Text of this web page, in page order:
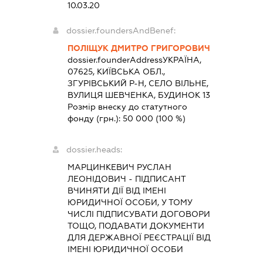
10.03.20
dossier.foundersAndBenef:
ПОЛІЩУК ДМИТРО ГРИГОРОВИЧ
dossier.founderAddressУКРАЇНА,
07625, КИЇВСЬКА ОБЛ.,
ЗГУРІВСЬКИЙ Р-Н, СЕЛО ВІЛЬНЕ,
ВУЛИЦЯ ШЕВЧЕНКА, БУДИНОК 13
Розмір внеску до статутного
фонду (грн.):50 000 (100 %)
dossier.heads:
МАРЦИНКЕВИЧ РУСЛАН
ЛЕОНІДОВИЧ - ПІДПИСАНТ
ВЧИНЯТИ ДІЇ ВІД ІМЕНІ
ЮРИДИЧНОЇ ОСОБИ, У ТОМУ
ЧИСЛІ ПІДПИСУВАТИ ДОГОВОРИ
ТОЩО, ПОДАВАТИ ДОКУМЕНТИ
ДЛЯ ДЕРЖАВНОЇ РЕЄСТРАЦІЇ ВІД
ІМЕНІ ЮРИДИЧНОЇ ОСОБИ